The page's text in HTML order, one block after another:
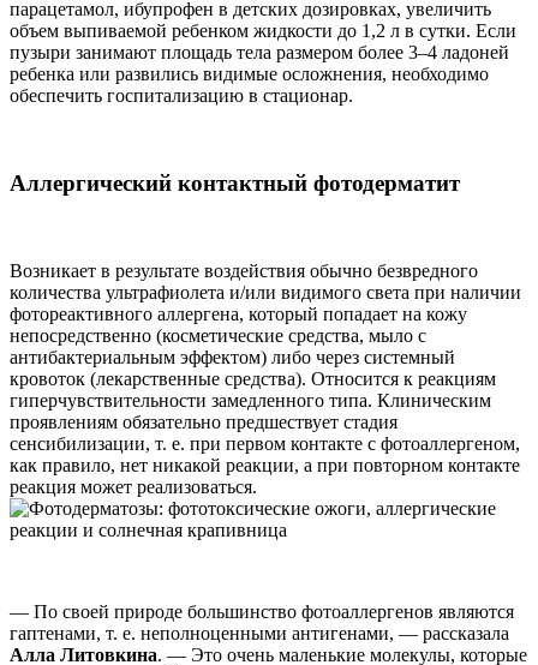
парацетамол, ибупрофен в детских дозировках, увеличить
объем выпиваемой ребенком жидкости до 1,2 л в сутки. Если
пузыри занимают площадь тела размером более 3–4 ладоней
ребенка или развились видимые осложнения, необходимо
обеспечить госпитализацию в стационар.
Аллергический контактный фотодерматит
Возникает в результате воздействия обычно безвредного
количества ультрафиолета и/или видимого света при наличии
фотореактивного аллергена, который попадает на кожу
непосредственно (косметические средства, мыло с
антибактериальным эффектом) либо через системный
кровоток (лекарственные средства). Относится к реакциям
гиперчувствительности замедленного типа. Клиническим
проявлениям обязательно предшествует стадия
сенсибилизации, т. е. при первом контакте с фотоаллергеном,
как правило, нет никакой реакции, а при повторном контакте
реакция может реализоваться.
— По своей природе большинство фотоаллергенов являются
гаптенами, т. е. неполноценными антигенами, — рассказала
Алла Литовкина. — Это очень маленькие молекулы, которые